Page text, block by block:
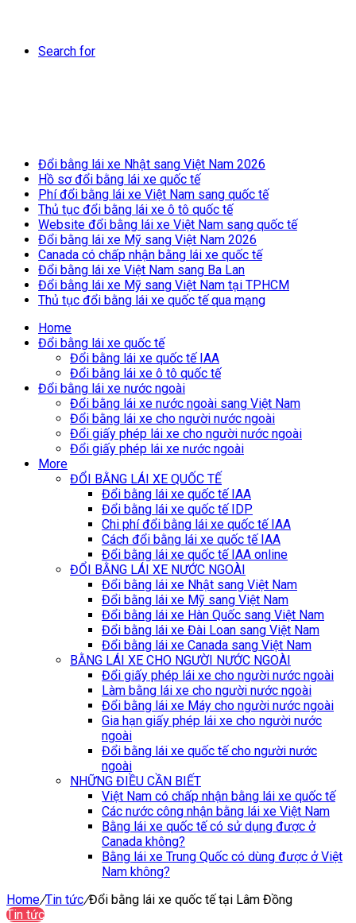
Search for
Đổi bằng lái xe Nhật sang Việt Nam 2026
Hồ sơ đổi bằng lái xe quốc tế
Phí đổi bằng lái xe Việt Nam sang quốc tế
Thủ tục đổi bằng lái xe ô tô quốc tế
Website đổi bằng lái xe Việt Nam sang quốc tế
Đổi bằng lái xe Mỹ sang Việt Nam 2026
Canada có chấp nhận bằng lái xe quốc tế
Đổi bằng lái xe Việt Nam sang Ba Lan
Đổi bằng lái xe Mỹ sang Việt Nam tại TPHCM
Thủ tục đổi bằng lái xe quốc tế qua mạng
Home
Đổi bằng lái xe quốc tế
Đổi bằng lái xe quốc tế IAA
Đổi bằng lái xe ô tô quốc tế
Đổi bằng lái xe nước ngoài
Đổi bằng lái xe nước ngoài sang Việt Nam
Đổi bằng lái xe cho người nước ngoài
Đổi giấy phép lái xe cho người nước ngoài
Đổi giấy phép lái xe nước ngoài
More
ĐỔI BẰNG LÁI XE QUỐC TẾ
Đổi bằng lái xe quốc tế IAA
Đổi bằng lái xe quốc tế IDP
Chi phí đổi bằng lái xe quốc tế IAA
Cách đổi bằng lái xe quốc tế IAA
Đổi bằng lái xe quốc tế IAA online
ĐỔI BẰNG LÁI XE NƯỚC NGOÀI
Đổi bằng lái xe Nhật sang Việt Nam
Đổi bằng lái xe Mỹ sang Việt Nam
Đổi bằng lái xe Hàn Quốc sang Việt Nam
Đổi bằng lái xe Đài Loan sang Việt Nam
Đổi bằng lái xe Canada sang Việt Nam
BẰNG LÁI XE CHO NGƯỜI NƯỚC NGOÀI
Đổi giấy phép lái xe cho người nước ngoài
Làm bằng lái xe cho người nước ngoài
Đổi bằng lái xe Máy cho người nước ngoài
Gia hạn giấy phép lái xe cho người nước
ngoài
Đổi bằng lái xe quốc tế cho người nước
ngoài
NHỮNG ĐIỀU CẦN BIẾT
Việt Nam có chấp nhận bằng lái xe quốc tế
Các nước công nhận bằng lái xe Việt Nam
Bằng lái xe quốc tế có sử dụng được ở
Canada không?
Bằng lái xe Trung Quốc có dùng được ở Việt
Nam không?
Home/Tin tức/Đổi bằng lái xe quốc tế tại Lâm Đồng
Tin tức